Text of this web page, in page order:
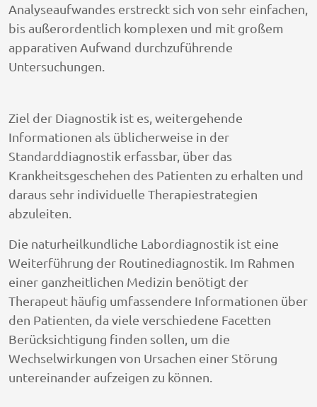
Analyseaufwandes erstreckt sich von sehr einfachen,
bis außerordentlich komplexen und mit großem
apparativen Aufwand durchzuführende
Untersuchungen.
Ziel der Diagnostik ist es, weitergehende
Informationen als üblicherweise in der
Standarddiagnostik erfassbar, über das
Krankheitsgeschehen des Patienten zu erhalten und
daraus sehr individuelle Therapiestrategien
abzuleiten.
Die naturheilkundliche Labordiagnostik ist eine
Weiterführung der Routinediagnostik. Im Rahmen
einer ganzheitlichen Medizin benötigt der
Therapeut häufig umfassendere Informationen über
den Patienten, da viele verschiedene Facetten
Berücksichtigung finden sollen, um die
Wechselwirkungen von Ursachen einer Störung
untereinander aufzeigen zu können.